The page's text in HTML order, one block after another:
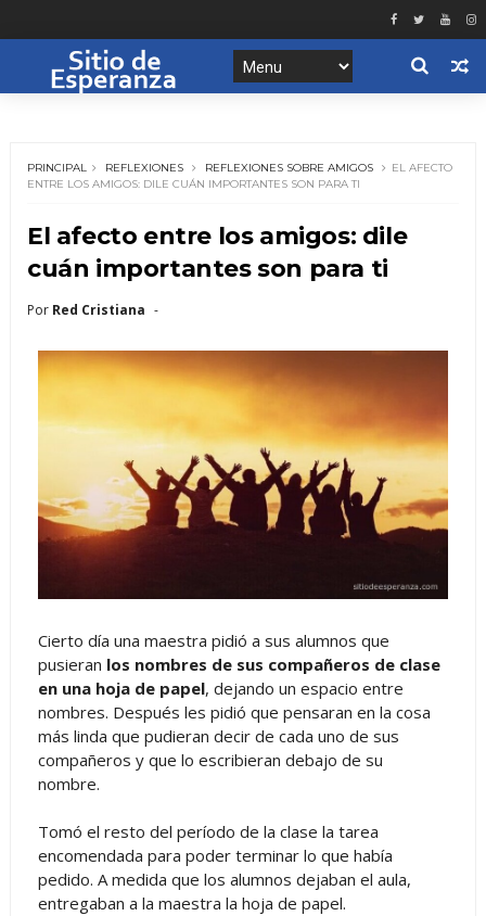
PRINCIPAL REFLEXIONES REFLEXIONES SOBRE AMIGOS
EL AFECTO
ENTRE LOS AMIGOS: DILE CUÁN IMPORTANTES SON PARA TI
El afecto entre los amigos: dile
cuán importantes son para ti
Por Red Cristiana
Cierto día una maestra pidió a sus alumnos que
pusieran los nombres de sus compañeros de clase
en una hoja de papel, dejando un espacio entre
nombres. Después les pidió que pensaran en la cosa
más linda que pudieran decir de cada uno de sus
compañeros y que lo escribieran debajo de su
nombre.
Tomó el resto del período de la clase la tarea
encomendada para poder terminar lo que había
pedido. A medida que los alumnos dejaban el aula,
entregaban a la maestra la hoja de papel.